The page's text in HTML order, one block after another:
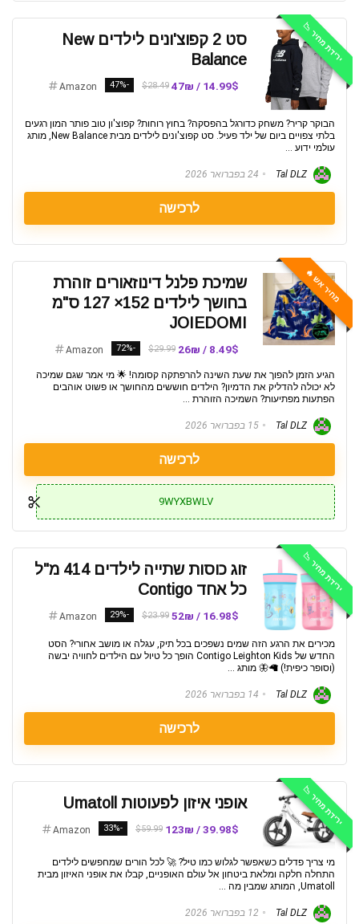
ירידת מחיר 📉
סט 2 קפוצ'ונים לילדים New
Balance
14.99$ / 47₪
$28.49
-47%
Amazon
הבוקר קריר? משחק כדורגל בהפסקה? בחוץ רוחות? קפוצ'ון טוב פותר המון רגעים
בלתי צפויים ביום של ילד פעיל. סט קפוצ'ונים לילדים מבית New Balance, מותג
עולמי ידוע ...
Tal DLZ 24 בפברואר 2026
לרכישה
מחיר אש 🔥
שמיכת פלנל דינוזאורים זוהרת
בחושך לילדים 152× 127 ס"מ
JOIEDOMI
8.49$ / 26₪
$29.99
-72%
Amazon
הגיע הזמן להפוך את שעת השינה להרפתקה קסומה! 🌟 מי אמר שגם שמיכה
לא יכולה להדליק את הדמיון? הילדים חוששים מהחושך או פשוט אוהבים
הפתעות מפתיעות? השמיכה הזוהרת ...
Tal DLZ 15 בפברואר 2026
לרכישה
9WYXBWLV
ירידת מחיר 📉
זוג כוסות שתייה לילדים 414 מ"ל
כל אחד Contigo
16.98$ / 52₪
$23.99
-29%
Amazon
מכירים את הרגע הזה שמים נשפכים בכל תיק, עגלה או מושב אחורי? הסט
החדש של Contigo Leighton Kids הופך כל טיול עם הילדים לחוויה יבשה
(וסופר כיפית!) 🦙🦋 מותג ...
Tal DLZ 14 בפברואר 2026
לרכישה
ירידת מחיר 📉 אופני איזון לפעוטות Umatoll
39.98$ / 123₪
$59.99
-33%
Amazon
מי צריך פדלים כשאפשר לגלוש כמו טיל? 🚀 לכל הורים שמחפשים לילדים
התחלה חלקה ומלאת ביטחון אל עולם האופניים, קבלו את אופני האיזון מבית
Umatoll, המותג שמבין מה ...
Tal DLZ 12 בפברואר 2026